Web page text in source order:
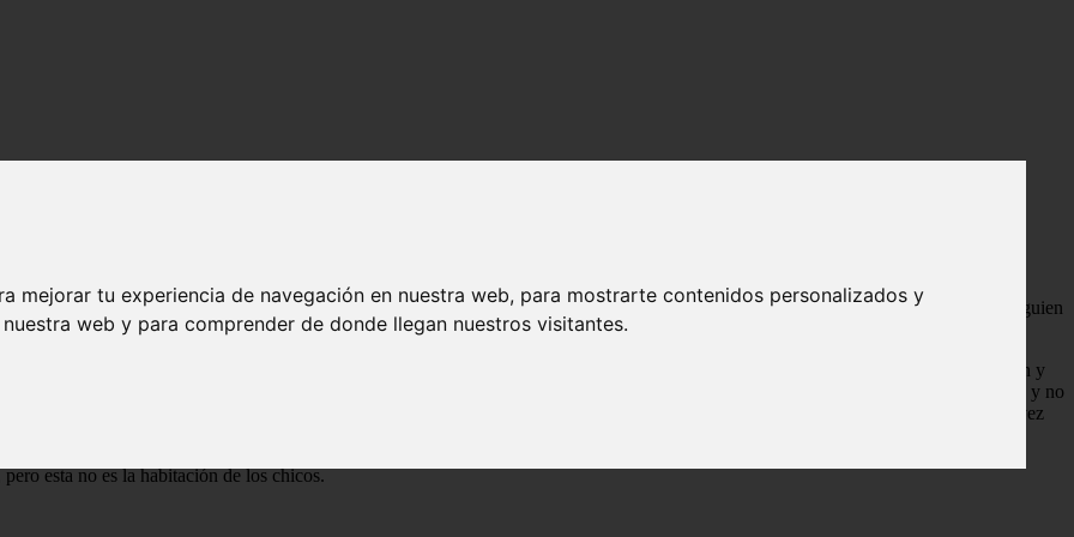
mejorar tu experiencia de navegación en nuestra web, para mostrarte contenidos personalizados y
web y para comprender de donde llegan nuestros visitantes.
de los chicos en la torre de gryffindor para descansar, pero no se imagina lo que pasara...
vida, si estas haciendo lo correcto o no, a veces olvidas cosas tan importantes como dedicarle un tiempo a tus amigos, a tu novia o a alguien
defendiendo a sus dos amigos y en fin los tres quedaron peleados, en esta ocasión Harry sin decir palabra abandona la sala común y
hubiera acompañado a ron a terminar sus deberes no hubiera quedado como un mal amigo, es que a veces se sentía tan presionado y no
hacer, que estaría tramando voldemort, y todo eso que agobiaba tanto a Harry, y después de pensar tanto Harry se quedo dormido, tal vez
esta no es la habitación de los chicos.